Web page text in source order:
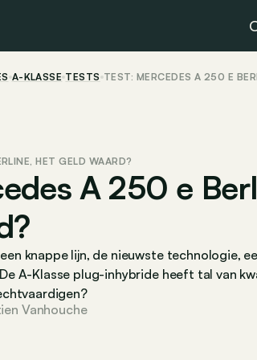
A-KLASSE TESTS TEST: MERCEDES A 250 E
HET GELD WAARD?
A 250 e
knappe lijn, de nieuwste technologie,
A-Klasse plug-inhybride heeft tal van
Vanhouche